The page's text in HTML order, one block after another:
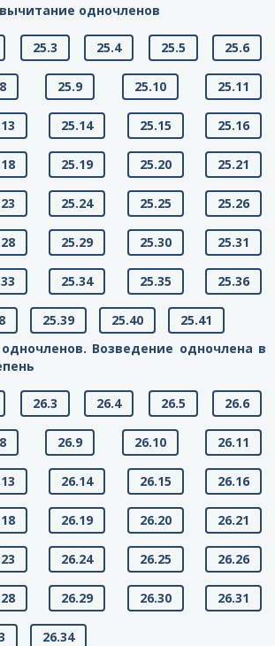
одночленов
25.3 25.4 25.5 25.6
25.9 25.10 25.11
25.14 25.15 25.16
25.19 25.20 25.21
25.24 25.25 25.26
25.29 25.30 25.31
25.34 25.35 25.36
25.39 25.40
25.41
Возведение одночлена в
26.3 26.4 26.5 26.6
26.9 26.10 26.11
26.14 26.15 26.16
26.19 26.20 26.21
26.24 26.25 26.26
26.29 26.30 26.31
26.34